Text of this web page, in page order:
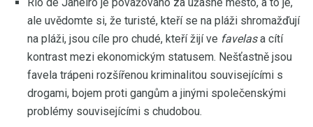
ale uvědomte si, že turisté, kteří se na pláži shromažďují
na pláži, jsou cíle pro chudé, kteří žijí ve favelasa cítí
kontrast mezi ekonomickým statusem. Nešťastně jsou
favela trápeni rozšířenou kriminalitou souvisejícími s
drogami, bojem proti gangům a jinými společenskými
problémy souvisejícími s chudobou.